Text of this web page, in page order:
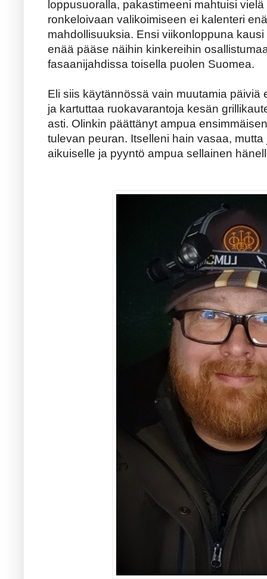
loppusuoralla, pakastimeeni mahtuisi
ronkeloivaan valikoimiseen ei kalenteri
mahdollisuuksia. Ensi viikonloppuna
enää pääse näihin kinkereihin
fasaanijahdissa toisella puolen Suomea.
Eli siis käytännössä vain muutamia päiviä
ja kartuttaa ruokavarantoja kesän
asti. Olinkin päättänyt ampua
tulevan peuran. Itselleni hain vasaa,
aikuiselle ja pyyntö ampua sellainen